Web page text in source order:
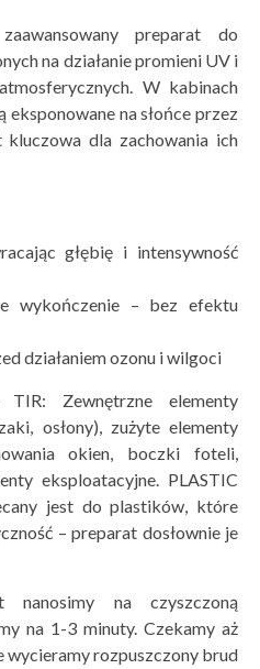
preparat do
na działanie promieni UV i
W kabinach
na słońce przez
kluczowa dla zachowania ich
głębię i intensywność
wykończenie – bez efektu
działaniem ozonu i wilgoci
Zewnętrzne elementy
osłony), zużyte elementy
okien, boczki foteli,
eksploatacyjne. PLASTIC
jest do plastików, które
– preparat dosłownie je
nanosimy na czyszczoną
na 1-3 minuty. Czekamy aż
wycieramy rozpuszczony brud